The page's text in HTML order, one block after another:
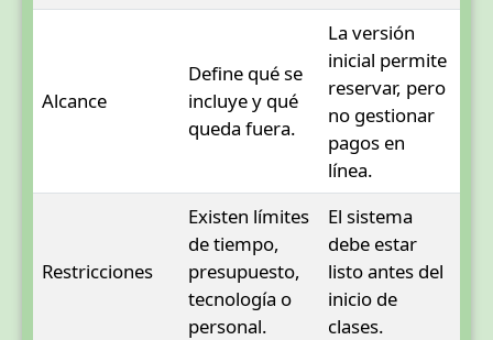
Alcance
Define qué se
incluye y qué
queda fuera.
La versión
inicial permite
reservar, pero
no gestionar
pagos en
línea.
Restricciones
Existen límites
de tiempo,
presupuesto,
tecnología o
personal.
El sistema
debe estar
listo antes del
inicio de
clases.